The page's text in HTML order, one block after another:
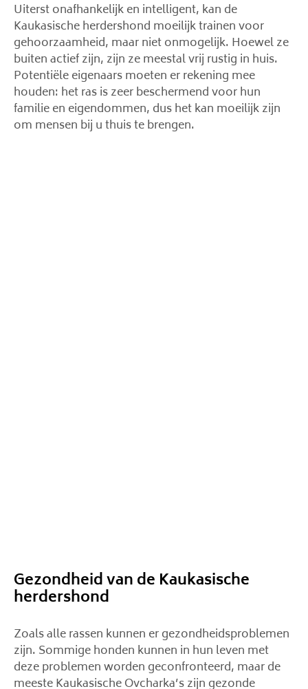
Uiterst onafhankelijk en intelligent, kan de
Kaukasische herdershond moeilijk trainen voor
gehoorzaamheid, maar niet onmogelijk. Hoewel ze
buiten actief zijn, zijn ze meestal vrij rustig in huis.
Potentiële eigenaars moeten er rekening mee
houden: het ras is zeer beschermend voor hun
familie en eigendommen, dus het kan moeilijk zijn
om mensen bij u thuis te brengen.
Gezondheid van de Kaukasische
herdershond
Zoals alle rassen kunnen er gezondheidsproblemen
zijn. Sommige honden kunnen in hun leven met
deze problemen worden geconfronteerd, maar de
meeste Kaukasische Ovcharka’s zijn gezonde